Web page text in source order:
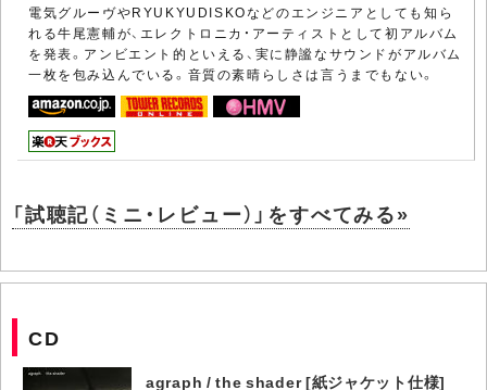
電気グルーヴやRYUKYUDISKOなどのエンジニアとしても知ら
れる牛尾憲輔が、エレクトロニカ・アーティストとして初アルバム
を発表。アンビエント的といえる、実に静謐なサウンドがアルバム
一枚を包み込んでいる。音質の素晴らしさは言うまでもない。
「試聴記（ミニ・レビュー）」をすべてみる»
CD
agraph / the shader [紙ジャケット仕様]